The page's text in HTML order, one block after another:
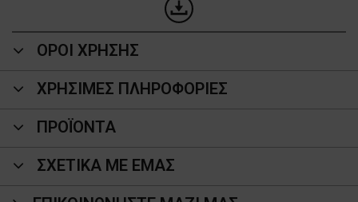
ΟΡΟΙ ΧΡΗΣΗΣ
ΧΡΗΣΙΜΕΣ ΠΛΗΡΟΦΟΡΙΕΣ
ΠΡΟΪΌΝΤΑ
ΣΧΕΤΙΚΑ ΜΕ ΕΜΑΣ